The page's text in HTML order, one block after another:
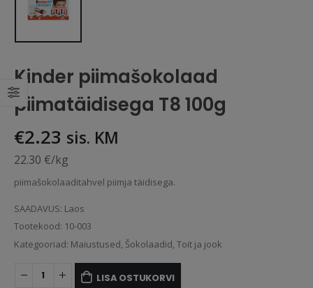
Kinder piimašokolaad
piimatäidisega T8 100g
€2.23 sis. KM
22.30 €/kg
piimašokolaaditahvel piimja täidisega.
SAADAVUS: Laos
Tootekood: 10-003
Kategooriad: Maiustused, Šokolaadid, Toit ja jook
LISA OSTUKORVI